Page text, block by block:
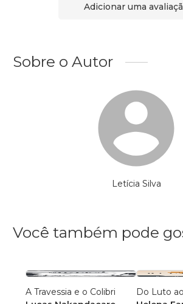
Adicionar uma
Sobre o Autor
Letícia Silva
Você também pode
A Travessia e o Colibri
Do Luto